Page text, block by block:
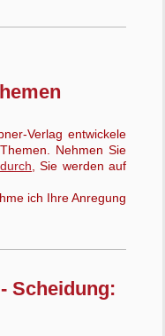
Verlag entwickele
Nehmen Sie
, Sie werden auf
ich Ihre Anregung
Scheidung: